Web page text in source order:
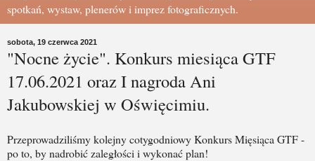
spotkań, wystaw, plenerów i imprez fotograficznych.
sobota, 19 czerwca 2021
"Nocne życie". Konkurs miesiąca GTF
17.06.2021 oraz I nagroda Ani
Jakubowskiej w Oświęcimiu.
Przeprowadziliśmy kolejny cotygodniowy Konkurs Mięsiąca GTF -
po to, by nadrobić zaległości i wykonać plan!